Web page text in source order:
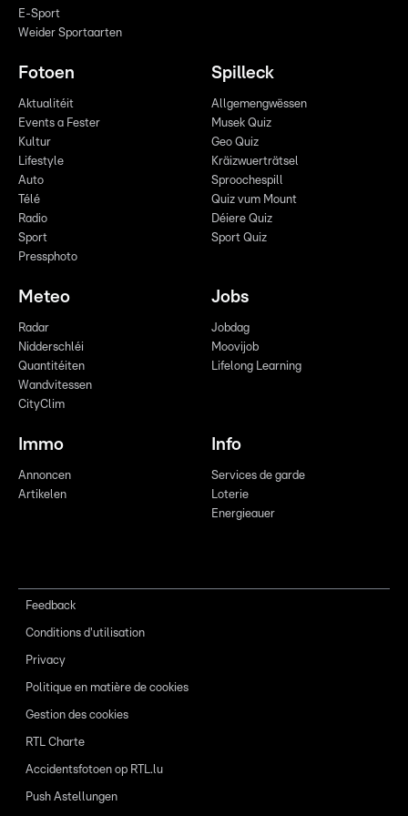
E-Sport
Weider Sportaarten
Fotoen
Aktualitéit
Events a Fester
Kultur
Lifestyle
Auto
Télé
Radio
Sport
Pressphoto
Spilleck
Allgemengwëssen
Musek Quiz
Geo Quiz
Kräizwuerträtsel
Sproochespill
Quiz vum Mount
Déiere Quiz
Sport Quiz
Meteo
Radar
Nidderschléi
Quantitéiten
Wandvitessen
CityClim
Jobs
Jobdag
Moovijob
Lifelong Learning
Immo
Annoncen
Artikelen
Info
Services de garde
Loterie
Energieauer
Feedback
Conditions d'utilisation
Privacy
Politique en matière de cookies
Gestion des cookies
RTL Charte
Accidentsfotoen op RTL.lu
Push Astellungen